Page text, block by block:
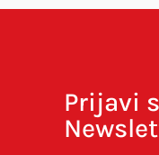
Prijavi